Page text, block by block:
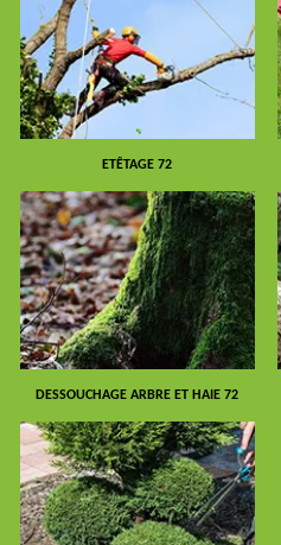
ETÊTAGE 72
DESSOUCHAGE ARBRE ET HAIE 72